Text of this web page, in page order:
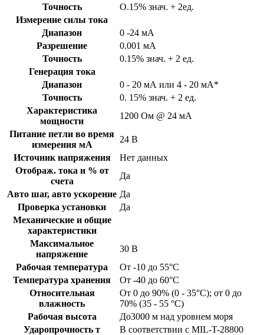
Точность
О.15% знач. + 2ед.
Измерение силы тока
Диапазон
0 -24 мА
Разрешение
0.001 мА
Точность
0.15% знач. + 2 ед.
Генерация тока
Диапазон
0 - 20 мА или 4 - 20 мА*
Точность
0. 15% знач. + 2 ед.
Характеристика
мощности
1200 Ом @ 24 мА
Питание петли во время
измерения мА
24 В
Источник напряжения
Нет данных
Отображ. тока и % от
счета
Да
Авто шаг, авто ускорение Да
Проверка установки
Да
Механические и общие
характеристики
Максимальное
напряжение
30 В
Рабочая температура
От -10 до 55°C
Температура хранения
От -40 до 60°C
Относительная
влажность
От 0 до 90% (0 - 35°C); от 0 до
70% (35 - 55 °C)
Рабочая высота
До3000 м над уровнем моря
Ударопрочность т
В соответствии с MIL-T-28800